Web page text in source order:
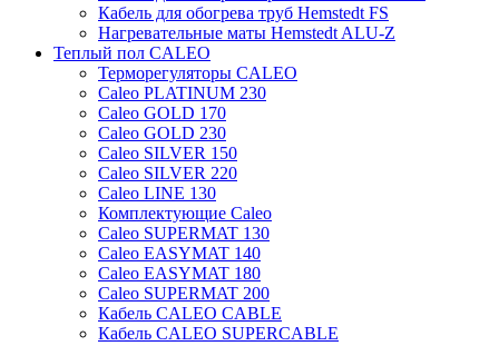
Кабель для обогрева труб Hemstedt FS
Нагревательные маты Hemstedt ALU-Z
Теплый пол CALEO
Терморегуляторы CALEO
Caleo PLATINUM 230
Caleo GOLD 170
Caleo GOLD 230
Caleo SILVER 150
Caleo SILVER 220
Caleo LINE 130
Комплектующие Caleo
Caleo SUPERMAT 130
Caleo EASYMAT 140
Caleo EASYMAT 180
Caleo SUPERMAT 200
Кабель CALEO CABLE
Кабель CALEO SUPERCABLE